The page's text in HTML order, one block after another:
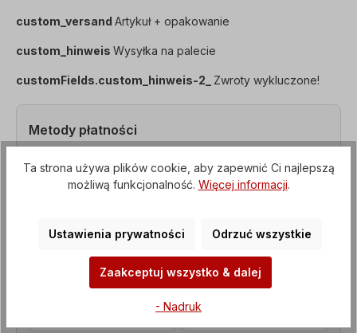
custom_versand Artykuł + opakowanie
custom_hinweis Wysyłka na palecie
customFields.custom_hinweis-2_ Zwroty wykluczone!
Metody płatności
Ta strona używa plików cookie, aby zapewnić Ci najlepszą
możliwą funkcjonalność. Więcej informacji.
Ustawienia prywatności Odrzuć wszystkie
Zaakceptuj wszystko & dalej
- Nadruk